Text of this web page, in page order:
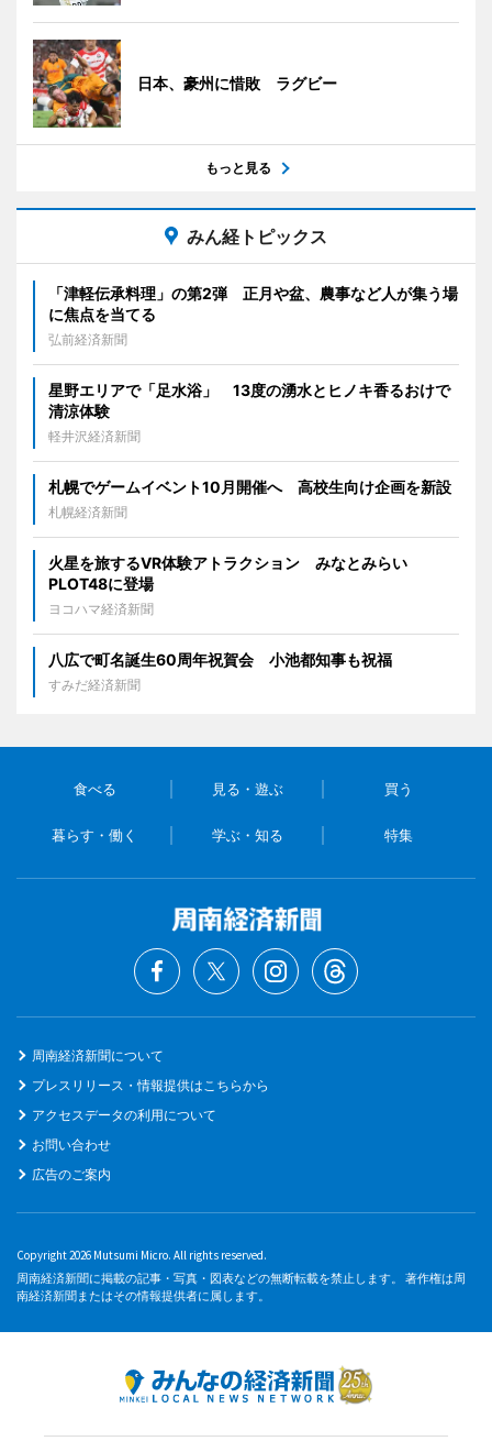
日本、豪州に惜敗 ラグビー
もっと見る
みん経トピックス
「津軽伝承料理」の第2弾 正月や盆、農事など人が集う場
に焦点を当てる
弘前経済新聞
星野エリアで「足水浴」 13度の湧水とヒノキ香るおけで
清涼体験
軽井沢経済新聞
札幌でゲームイベント10月開催へ 高校生向け企画を新設
札幌経済新聞
火星を旅するVR体験アトラクション みなとみらい
PLOT48に登場
ヨコハマ経済新聞
八広で町名誕生60周年祝賀会 小池都知事も祝福
すみだ経済新聞
食べる 見る・遊ぶ 買う
暮らす・働く 学ぶ・知る 特集
周南経済新聞について
プレスリリース・情報提供はこちらから
アクセスデータの利用について
お問い合わせ
広告のご案内
Copyright 2026 Mutsumi Micro. All rights reserved.
周南経済新聞に掲載の記事・写真・図表などの無断転載を禁止します。 著作権は周
南経済新聞またはその情報提供者に属します。